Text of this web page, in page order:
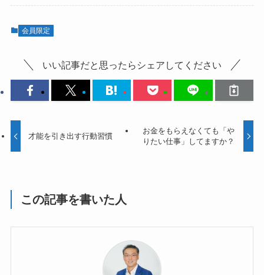
会員限定
いい記事だと思ったらシェアしてください
才能を引き出す行動習慣
お金をもらえなくても「や
りたい仕事」してますか？
この記事を書いた人